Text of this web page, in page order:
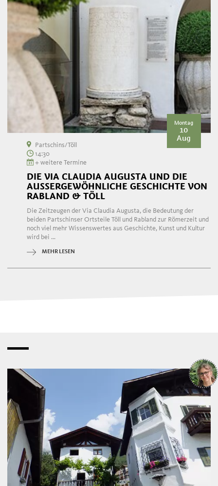
Montag
10
Aug
Partschins/Töll
14:30
+ weitere Termine
DIE VIA CLAUDIA AUGUSTA UND DIE
AUSSERGEWÖHNLICHE GESCHICHTE VON R
ABLAND & TÖLL
Die Zeitzeugen der Via Claudia Augusta, die Bedeutung der
beiden Partschinser Ortsteile Töll und Rabland zur Römerzeit und
noch viel mehr Wissenswertes aus Geschichte, Kunst und Kultur
wird bei ...
MEHR LESEN